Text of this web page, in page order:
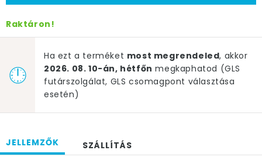
Raktáron!
Ha ezt a terméket most megrendeled, akkor
2026. 08. 10-án, hétfőn megkaphatod (GLS
futárszolgálat, GLS csomagpont választása
esetén)
JELLEMZŐK SZÁLLÍTÁS